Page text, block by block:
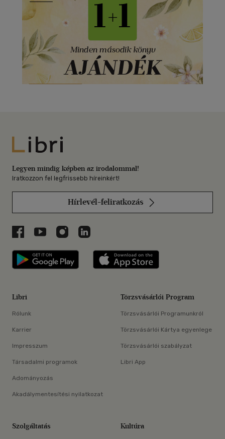
Libri
Legyen mindig képben az irodalommal!
Iratkozzon fel legfrissebb híreinkért!
Hírlevél-feliratkozás
Libri a Facebookon
Libri a Youtube-on
Libri az Instagramon
Libri a LinkedInen
Libri applikáció Szerezd meg: Google
Libri
Rólunk
Karrier
Impresszum
Társadalmi programok
Adományozás
Akadálymentesítési nyilatkozat
Törzsvásárlói Program
Törzsvásárlói Programunkról
Törzsvásárlói Kártya egyenlege
Törzsvásárlói szabályzat
Libri App
Szolgáltatás Kultúra